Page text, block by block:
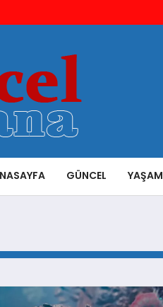
GÜNCEL YAŞAM